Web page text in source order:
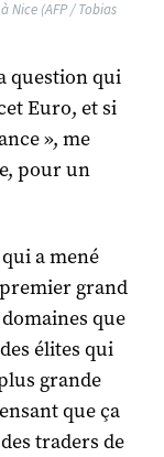
Nice (AFP / Tobias
question qui
Euro, et si
», me
pour un
a mené
grand
que
élites qui
grande
que ça
traders de